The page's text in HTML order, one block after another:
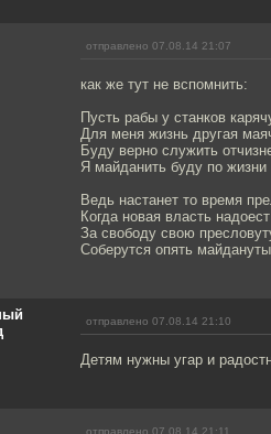
отправлено 07.08.14 21:07
как же тут не вспомнить:
Пусть рабы у станков
Для меня жизнь другая
Буду верно служить
Я майданить буду по жизни
Ведь настанет то время
Когда новая власть
За свободу свою
Соберутся опять
отправлено 07.08.14 21:10
Детям нужны угар и
отправлено 07.08.14 21:11